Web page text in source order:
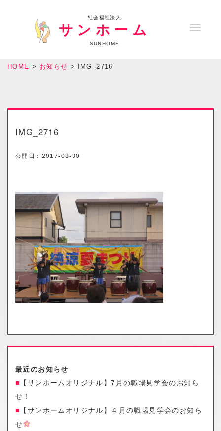
T
社会福祉法人
サンホーム
SUNHOME
HOME > お知らせ > IMG_2716
IMG_2716
公開日： 2017-08-30
最近のお知らせ
【サンホームオリジナル】7月の職場見学会のお知ら
せ！
【サンホームオリジナル】４月の職場見学会のお知ら
せ